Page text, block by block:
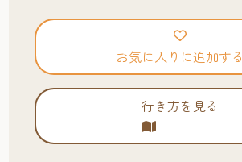
お気に入りに追加する
行き方を見る